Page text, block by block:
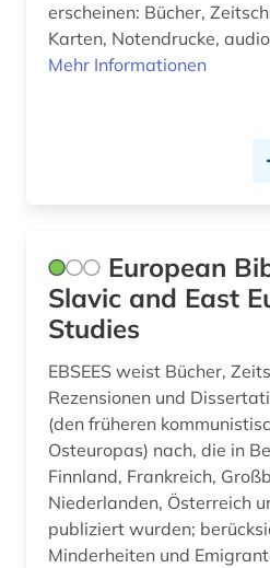
kulturerbe (1)
landesgeschichte (2)
landeskunde (35)
lateinamerika (6)
lausanne (1)
lettland (4)
lexikon (1)
erscheinen: Bücher,
Karten, Notendrucke,
Mehr Informationen
European
Slavic and East
Studies
EBSEES weist Bücher,
Rezensionen und
(den früheren
Osteuropas) nach, die in
Finnland, Frankreich,
Niederlanden, Österreich
publiziert wurden;
Minderheiten und